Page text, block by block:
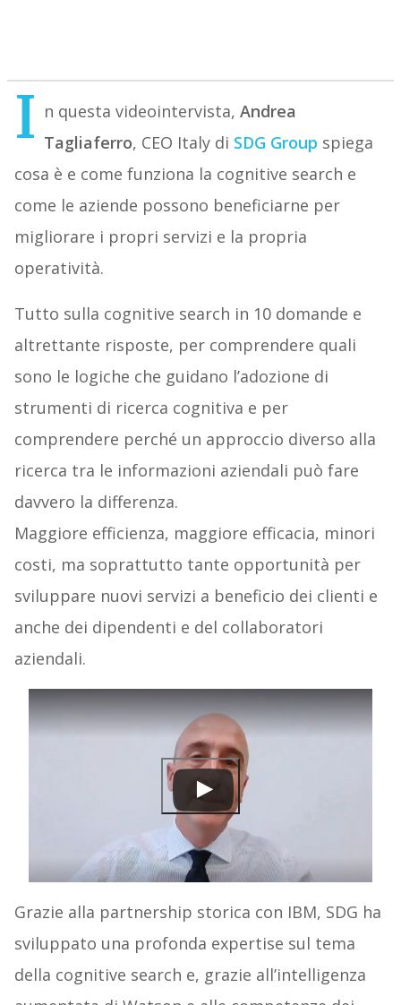
I n questa videointervista, Andrea
Tagliaferro, CEO Italy di SDG Group spiega
cosa è e come funziona la cognitive search e
come le aziende possono beneficiarne per
migliorare i propri servizi e la propria
operatività.
Tutto sulla cognitive search in 10 domande e
altrettante risposte, per comprendere quali
sono le logiche che guidano l’adozione di
strumenti di ricerca cognitiva e per
comprendere perché un approccio diverso alla
ricerca tra le informazioni aziendali può fare
davvero la differenza.
Maggiore efficienza, maggiore efficacia, minori
costi, ma soprattutto tante opportunità per
sviluppare nuovi servizi a beneficio dei clienti e
anche dei dipendenti e del collaboratori
aziendali.
Grazie alla partnership storica con IBM, SDG ha
sviluppato una profonda expertise sul tema
della cognitive search e, grazie all’intelligenza